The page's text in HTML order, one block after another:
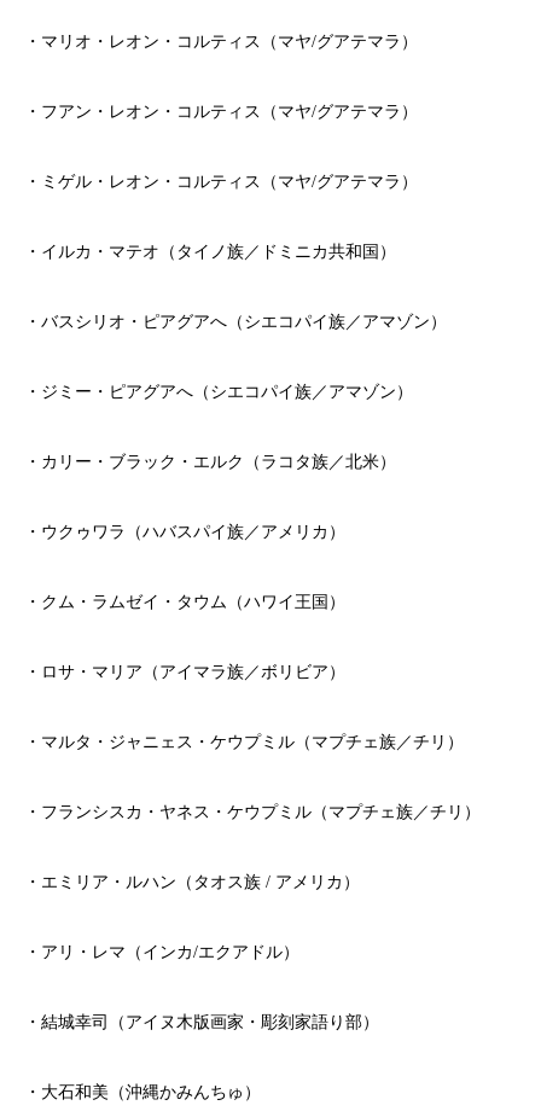
・マリオ・レオン・コルティス（マヤ/グアテマラ）
・フアン・レオン・コルティス（マヤ/グアテマラ）
・ミゲル・レオン・コルティス（マヤ/グアテマラ）
・イルカ・マテオ（タイノ族／ドミニカ共和国）
・バスシリオ・ピアグアへ（シエコパイ族／アマゾン）
・ジミー・ピアグアへ（シエコパイ族／アマゾン）
・カリー・ブラック・エルク（ラコタ族／北米）
・ウクゥワラ（ハバスパイ族／アメリカ）
・クム・ラムゼイ・タウム（ハワイ王国）
・ロサ・マリア（アイマラ族／ボリビア）
・マルタ・ジャニェス・ケウプミル（マプチェ族／チリ）
・フランシスカ・ヤネス・ケウプミル（マプチェ族／チリ）
・エミリア・ルハン（タオス族 / アメリカ）
・アリ・レマ（インカ/エクアドル）
・結城幸司（アイヌ木版画家・彫刻家語り部）
・大石和美（沖縄かみんちゅ）